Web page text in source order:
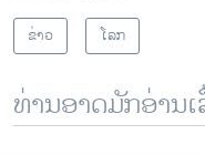
ຂ່າວ
ໂລກ
ທ່ານອາດມັກອ່ານ